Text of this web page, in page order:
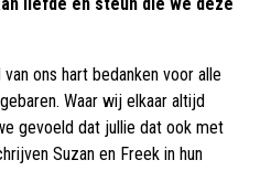
ons hart bedanken voor alle
Waar wij elkaar altijd
gevoeld dat jullie dat ook met
Suzan en Freek in hun